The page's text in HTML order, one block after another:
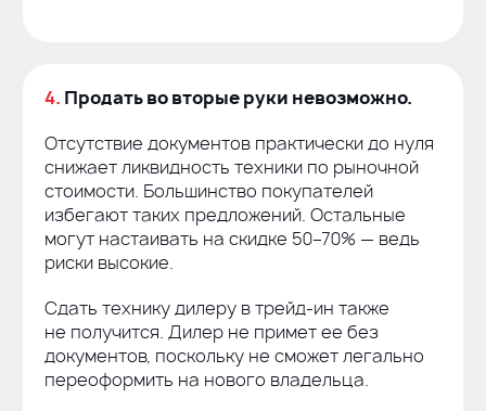
4. Продать во вторые руки невозможно.
Отсутствие документов практически до нуля
снижает ликвидность техники по рыночной
стоимости. Большинство покупателей
избегают таких предложений. Остальные
могут настаивать на скидке 50–70% — ведь
риски высокие.
Сдать технику дилеру втрейд-ин также
не получится. Дилер не примет ее без
документов, поскольку не сможет легально
переоформить на нового владельца.